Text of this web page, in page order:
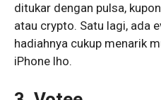
ditukar dengan pulsa,
atau crypto. Satu lagi, ada
hadiahnya cukup menarik
iPhone lho.